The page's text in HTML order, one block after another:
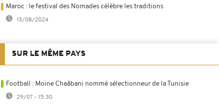
Maroc : le festival des Nomades célèbre les traditions
13/08/2024
SUR LE MÊME PAYS
Football : Moïne Chaâbani nommé sélectionneur de la Tunisie
29/07 - 15:30